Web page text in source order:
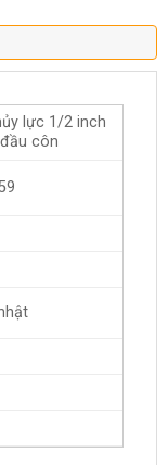
lực 1/2 inch
côn